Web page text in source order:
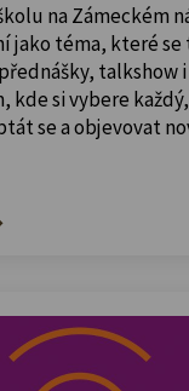
na Zámeckém
jako téma, které se
talkshow
kde si vybere
se a objevovat